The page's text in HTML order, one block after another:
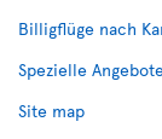
Billigflüge nach
Spezielle
Site map